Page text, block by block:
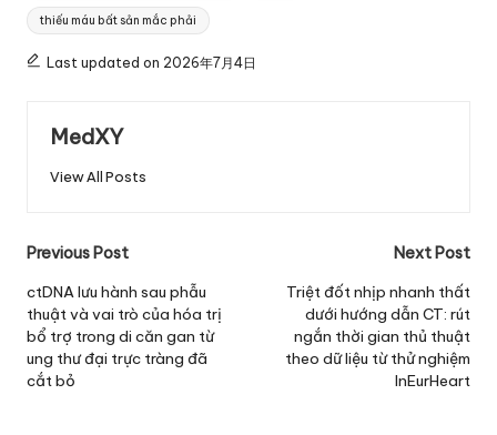
thiếu máu bất sản mắc phải
Last updated on 2026年7月4日
MedXY
View All Posts
Post
navigation
Previous Post
ctDNA lưu hành sau phẫu
thuật và vai trò của hóa trị
bổ trợ trong di căn gan từ
ung thư đại trực tràng đã
cắt bỏ
Next Post
Triệt đốt nhịp nhanh thất
dưới hướng dẫn CT: rút
ngắn thời gian thủ thuật
theo dữ liệu từ thử nghiệm
InEurHeart